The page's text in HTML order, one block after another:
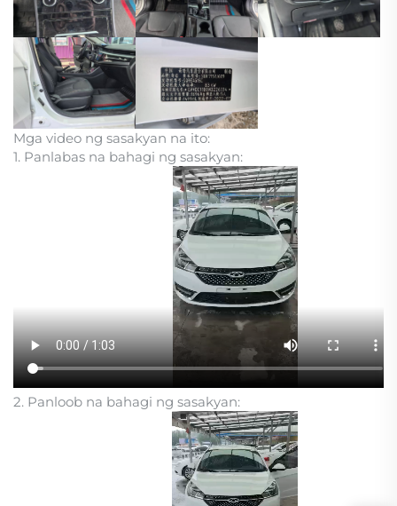
Mga video ng sasakyan na ito:
1. Panlabas na bahagi ng sasakyan:
2. Panloob na bahagi ng sasakyan: